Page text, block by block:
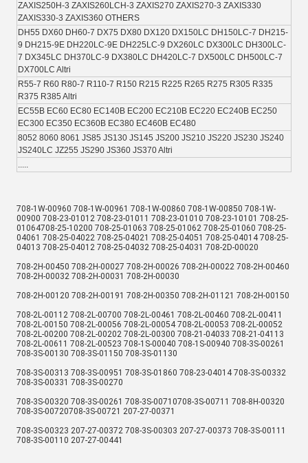
ZAXIS250H-3 ZAXIS260LCH-3 ZAXIS270 ZAXIS270-3 ZAXIS330
ZAXIS330-3 ZAXIS360 OTHERS
DH55 DX60 DH60-7 DX75 DX80 DX120 DX150LC DH150LC-7 DH215-
9 DH215-9E DH220LC-9E DH225LC-9 DX260LC DX300LC DH300LC-
7 DX345LC DH370LC-9 DX380LC DH420LC-7 DX500LC DH500LC-7
DX700LC Altri
R55-7 R60 R80-7 R110-7 R150 R215 R225 R265 R275 R305 R335
R375 R385 Altri
EC55B EC60 EC80 EC140B EC200 EC210B EC220 EC240B EC250
EC300 EC350 EC360B EC380 EC460B EC480
8052 8060 8061 JS85 JS130 JS145 JS200 JS210 JS220 JS230 JS240
JS240LC JZ255 JS290 JS360 JS370 Altri
.....
708-1W-00960 708-1W-00961 708-1W-00860 708-1W-00850 708-1W-
00900 708-23-01012 708-23-01011 708-23-01010 708-23-10101 708-25-
01064708-25-10200 708-25-01063 708-25-01062 708-25-01060 708-25-
04061 708-25-04022 708-25-04021 708-25-04051 708-25-04014 708-25-
04013 708-25-04012 708-25-04032 708-25-04031 708-2D-00020
708-2H-00450 708-2H-00027 708-2H-00026 708-2H-00022 708-2H-00460
708-2H-00032 708-2H-00031 708-2H-00030
708-2H-00120 708-2H-00191 708-2H-00350 708-2H-01121 708-2H-00150
708-2L-00112 708-2L-00700 708-2L-00461 708-2L-00460 708-2L-00411
708-2L-00150 708-2L-00056 708-2L-00054 708-2L-00053 708-2L-00052
708-2L-00200 708-2L-00202 708-2L-00300 708-21-04033 708-21-04113
708-2L-00611 708-2L-00523 708-1S-00040 708-1S-00940 708-3S-00261
708-3S-00130 708-3S-01150 708-3S-01130
708-3S-00313 708-3S-00951 708-3S-01860 708-23-04014 708-3S-00332
708-3S-00331 708-3S-00270
708-3S-00320 708-3S-00261 708-3S-00710708-3S-00711 708-8H-00320
708-3S-00720708-3S-00721 207-27-00371
708-3S-00323 207-27-00372 708-3S-00303 207-27-00373 708-3S-00111
708-3S-00110 207-27-00441